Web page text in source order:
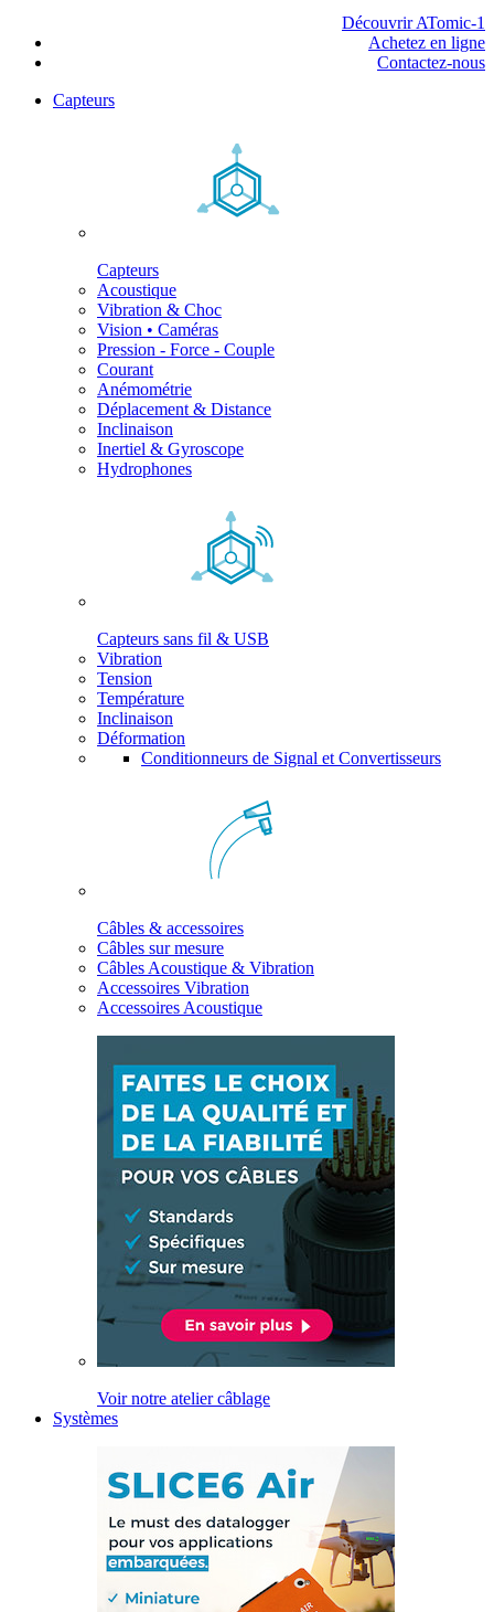
Découvrir ATomic-1
Achetez en ligne
Contactez-nous
Capteurs
Capteurs
Acoustique
Vibration & Choc
Vision • Caméras
Pression - Force - Couple
Courant
Anémométrie
Déplacement & Distance
Inclinaison
Inertiel & Gyroscope
Hydrophones
Capteurs sans fil & USB
Vibration
Tension
Température
Inclinaison
Déformation
Conditionneurs de Signal et Convertisseurs
Câbles & accessoires
Câbles sur mesure
Câbles Acoustique & Vibration
Accessoires Vibration
Accessoires Acoustique
Voir notre atelier câblage
Systèmes